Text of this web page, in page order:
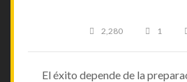
2,280 1
El éxito depende de la